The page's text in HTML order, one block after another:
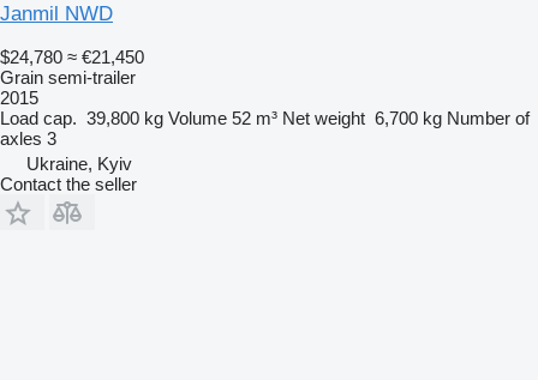
Janmil NWD
$24,780 ≈ €21,450
Grain semi-trailer
2015
Load cap. 39,800 kg Volume 52 m³ Net weight 6,700 kg Number of
axles 3
Ukraine, Kyiv
Contact the seller